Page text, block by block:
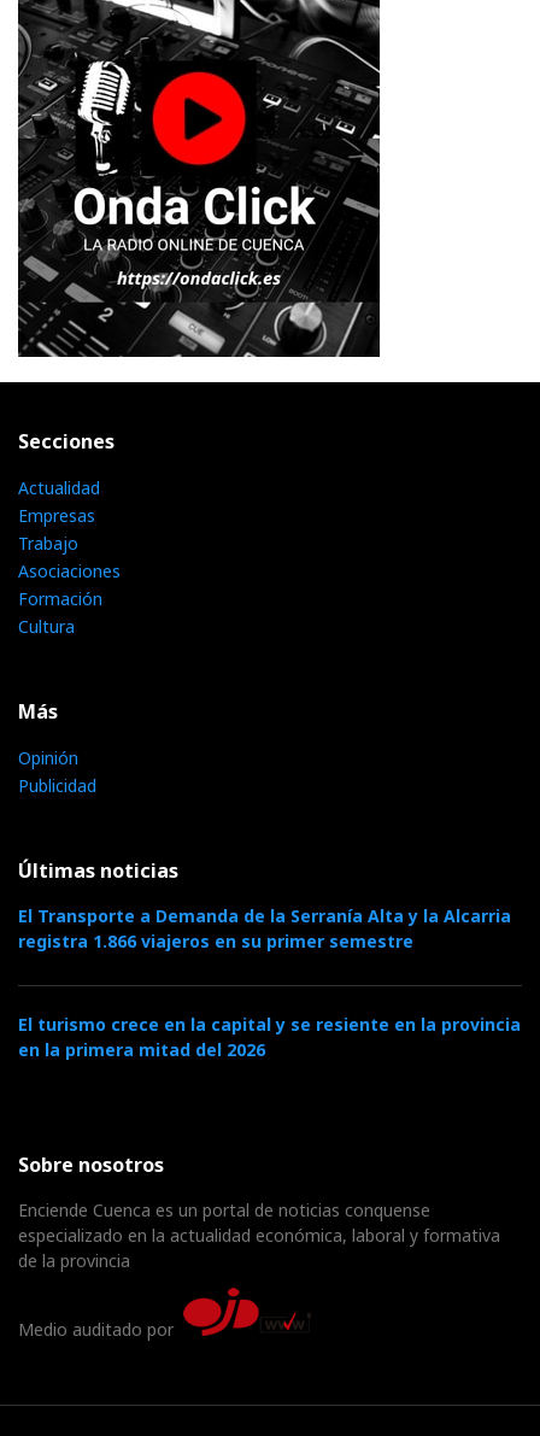
Secciones
Actualidad
Empresas
Trabajo
Asociaciones
Formación
Cultura
Más
Opinión
Publicidad
Últimas noticias
El Transporte a Demanda de la Serranía Alta y la Alcarria
registra 1.866 viajeros en su primer semestre
El turismo crece en la capital y se resiente en la provincia
en la primera mitad del 2026
Sobre nosotros
Enciende Cuenca es un portal de noticias conquense
especializado en la actualidad económica, laboral y formativa
de la provincia
Medio auditado por